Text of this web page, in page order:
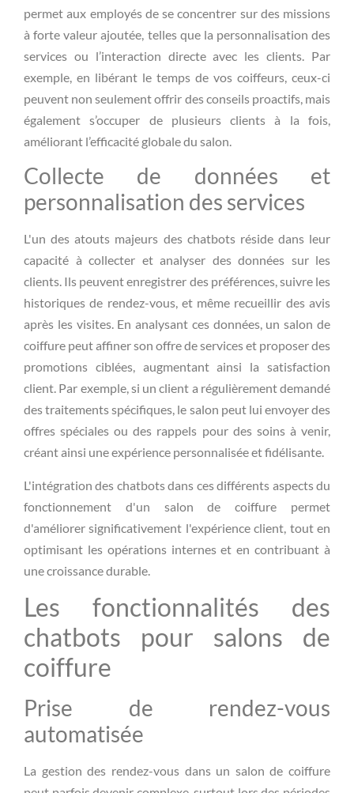
permet aux employés de se concentrer sur des missions
à forte valeur ajoutée, telles que la personnalisation des
services ou l’interaction directe avec les clients. Par
exemple, en libérant le temps de vos coiffeurs, ceux-ci
peuvent non seulement offrir des conseils proactifs, mais
également s’occuper de plusieurs clients à la fois,
améliorant l’efficacité globale du salon.
Collecte de données et
personnalisation des services
L'un des atouts majeurs des chatbots réside dans leur
capacité à collecter et analyser des données sur les
clients. Ils peuvent enregistrer des préférences, suivre les
historiques de rendez-vous, et même recueillir des avis
après les visites. En analysant ces données, un salon de
coiffure peut affiner son offre de services et proposer des
promotions ciblées, augmentant ainsi la satisfaction
client. Par exemple, si un client a régulièrement demandé
des traitements spécifiques, le salon peut lui envoyer des
offres spéciales ou des rappels pour des soins à venir,
créant ainsi une expérience personnalisée et fidélisante.
L'intégration des chatbots dans ces différents aspects du
fonctionnement d'un salon de coiffure permet
d'améliorer significativement l'expérience client, tout en
optimisant les opérations internes et en contribuant à
une croissance durable.
Les fonctionnalités des
chatbots pour salons de
coiffure
Prise de rendez-vous
automatisée
La gestion des rendez-vous dans un salon de coiffure